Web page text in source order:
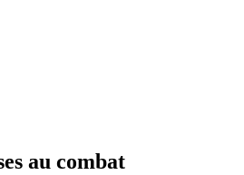
au combat